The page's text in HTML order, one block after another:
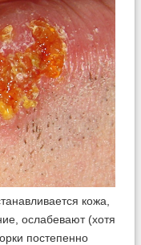
кожа,
ослабевают (хотя
постепенно